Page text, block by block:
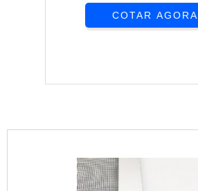
COTAR AGORA